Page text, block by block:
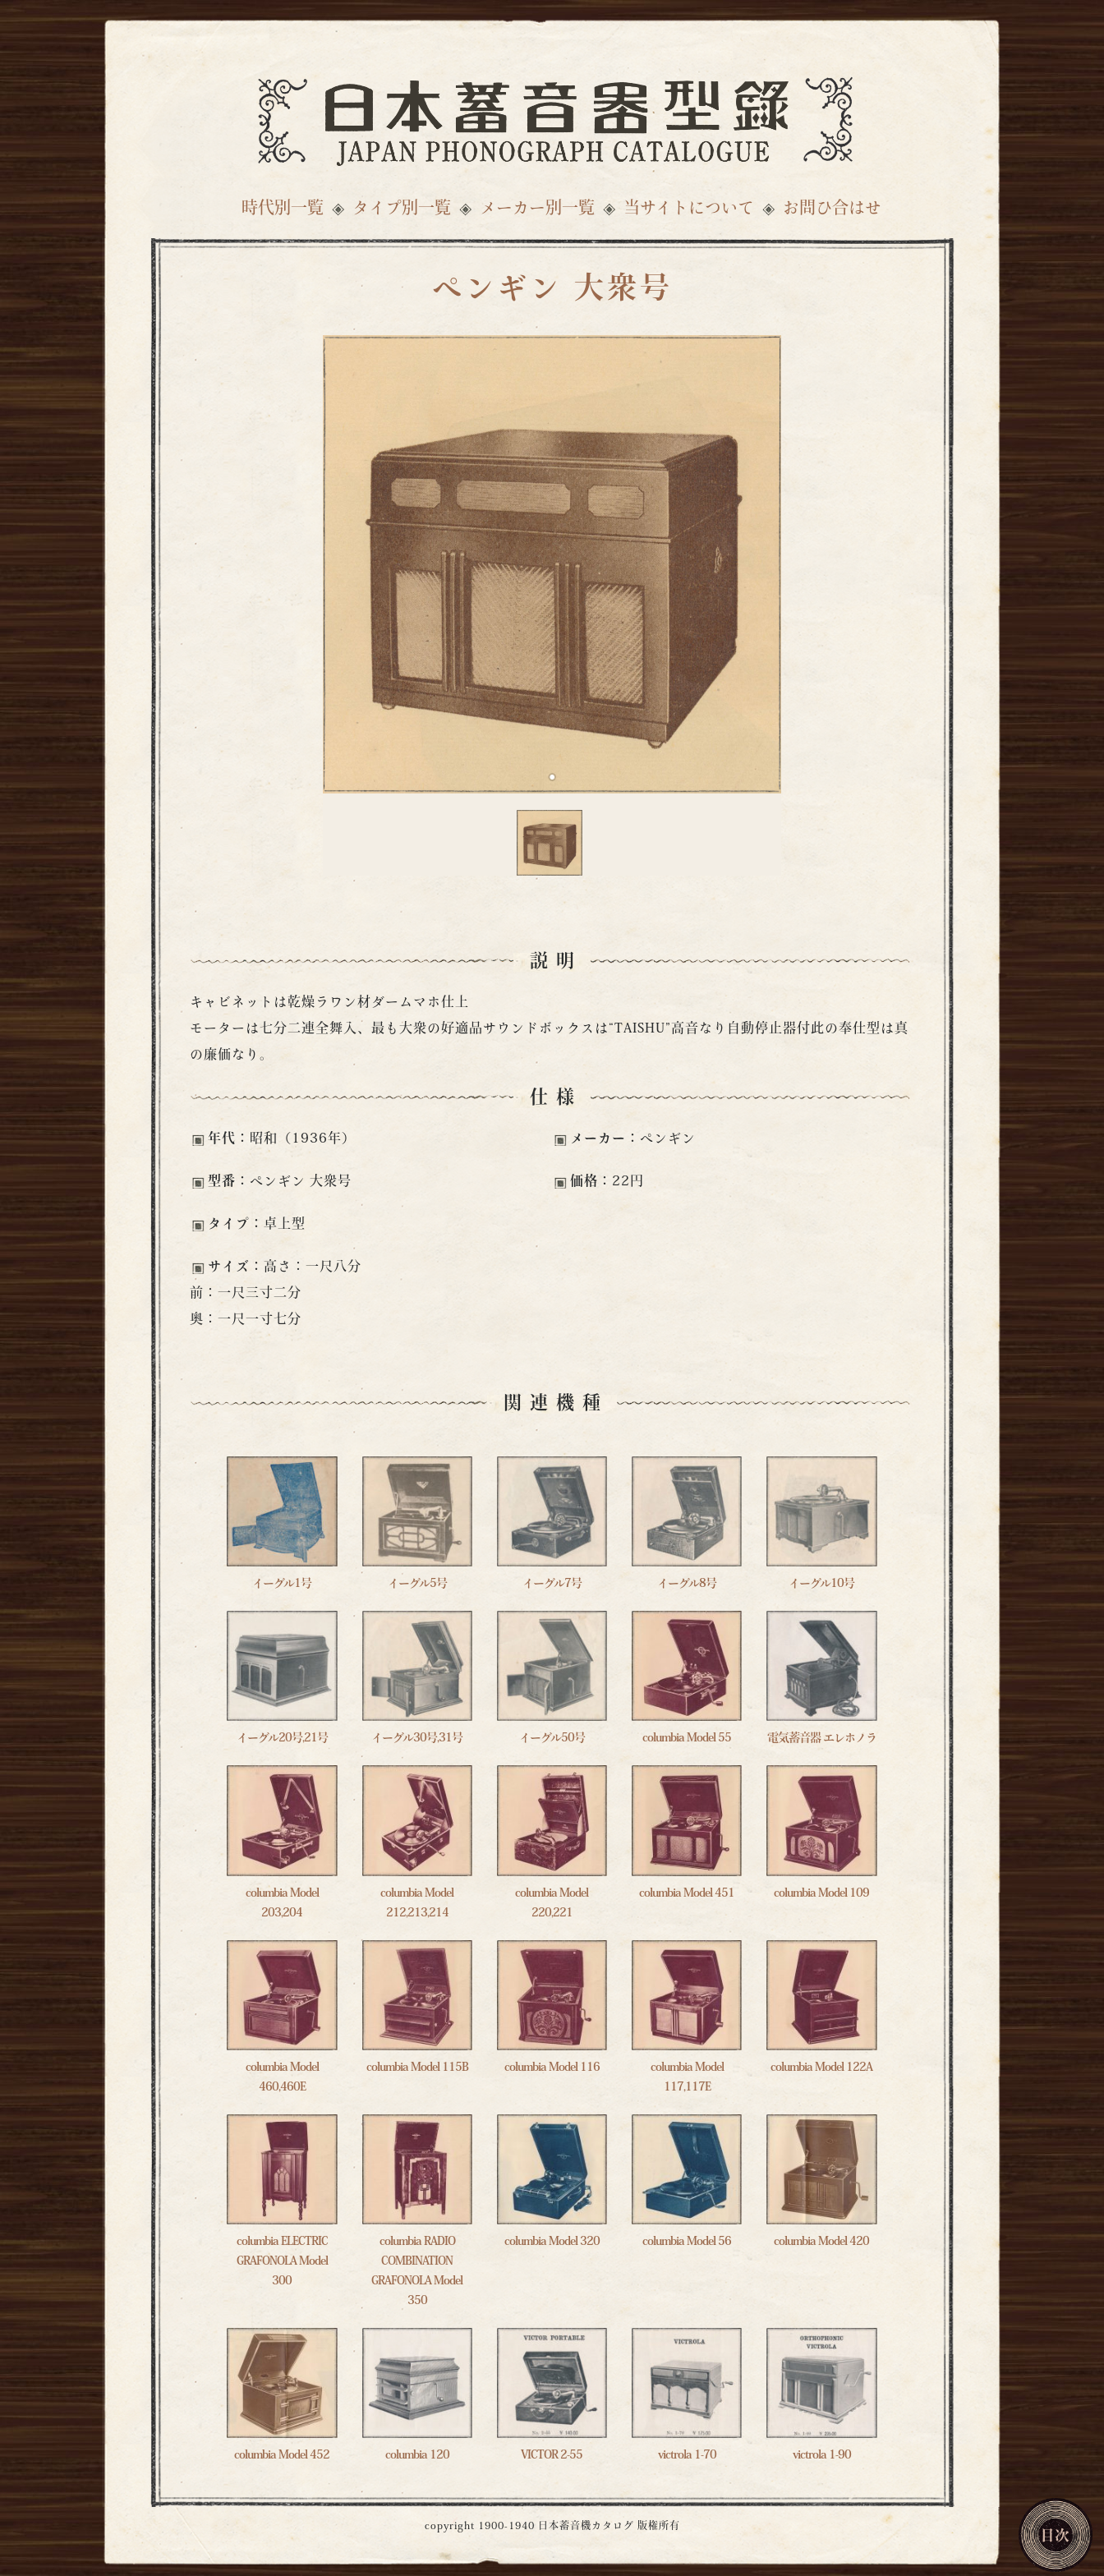
時代別一覧 タイプ別一覧 メーカー別一覧 当サイトについて お問ひ合はせ
ペンギン 大衆号
説明
キャビネットは乾燥ラワン材ダームマホ仕上
モーターは七分二連全舞入、最も大衆の好適品サウンドボックスは“TAISHU”高音なり自動停止器付此の奉仕型は真
の廉価なり。
仕様
年代： 昭和（1936年） メーカー： ペンギン
型番： ペンギン 大衆号 価格： 22円
タイプ：卓上型
サイズ： 高さ：一尺八分
前：一尺三寸二分
奥：一尺一寸七分
関連機種
イーグル1号 イーグル5号 イーグル7号 イーグル8号 イーグル10号
イーグル20号,21号 イーグル30号,31号 イーグル50号 columbia Model 55 電気蓄音器 エレホノラ
columbia Model
203,204
columbia Model
212,213,214
columbia Model
220,221
columbia Model 451 columbia Model 109
columbia Model
460,460E
columbia Model 115B columbia Model 116
columbia Model
117,117E
columbia Model 122A
columbia ELECTRIC
GRAFONOLA Model
300
columbia RADIO
COMBINATION
GRAFONOLA Model
350
columbia Model 320 columbia Model 56 columbia Model 420
columbia Model 452 columbia 120 VICTOR 2-55 victrola 1-70 victrola 1-90
copyright 1900-1940 日本蓄音機カタログ 版権所有